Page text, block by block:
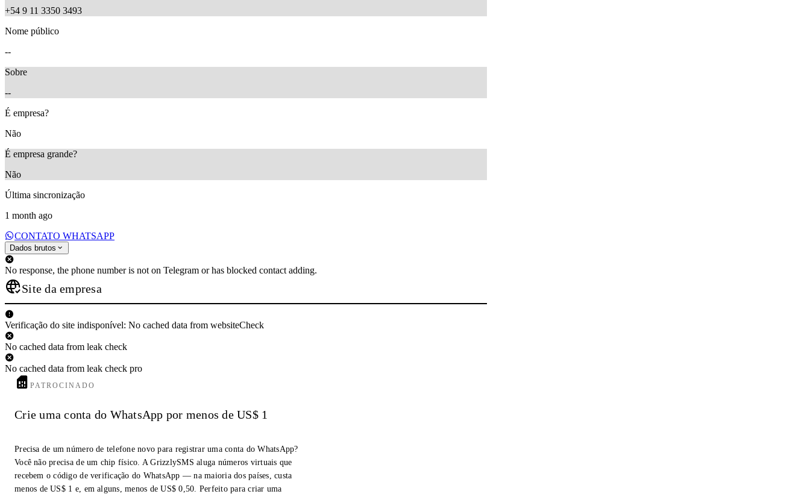
+54 9 11 3350 3493
Nome público
--
Sobre
--
É empresa?
Não
É empresa grande?
Não
Última sincronização
1 month ago
CONTATO WHATSAPP
Dados brutos
No response, the phone number is not on Telegram or has blocked contact adding.
Site da empresa
Verificação do site indisponível: No cached data from websiteCheck
No cached data from leak check
No cached data from leak check pro
PATROCINADO
Crie uma conta do WhatsApp por menos de US$ 1
Precisa de um número de telefone novo para registrar uma conta do WhatsApp?
Você não precisa de um chip físico. A GrizzlySMS aluga números virtuais que
recebem o código de verificação do WhatsApp — na maioria dos países, custa
menos de US$ 1 e, em alguns, menos de US$ 0,50. Perfeito para criar uma